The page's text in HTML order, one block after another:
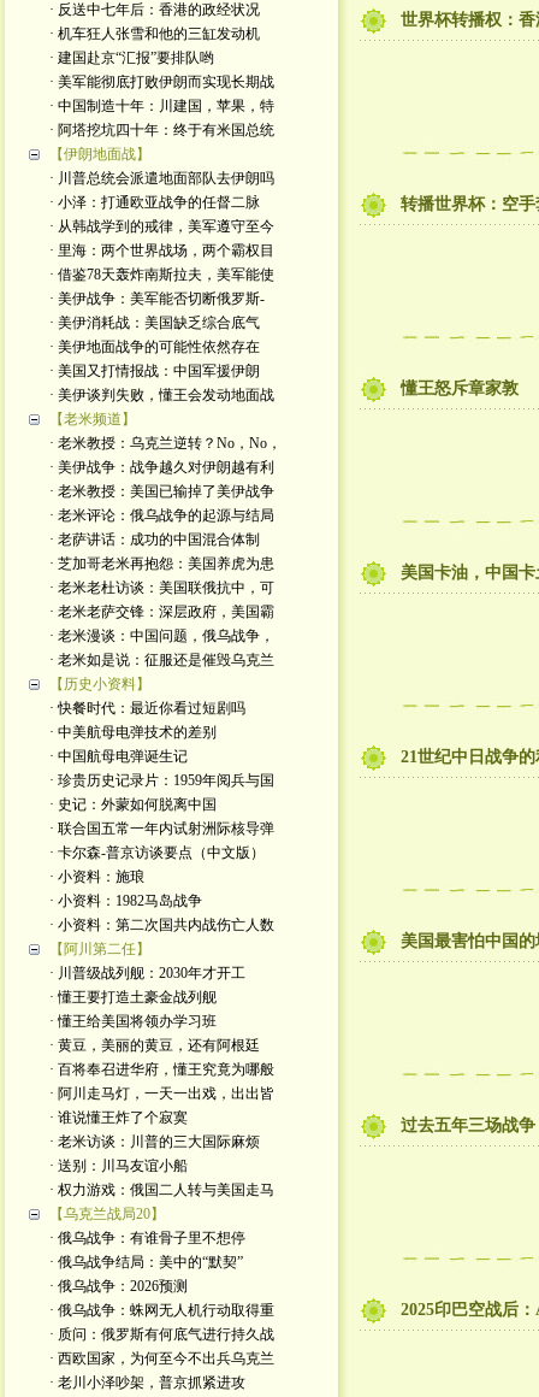
· 反送中七年后：香港的政经状况
· 机车狂人张雪和他的三缸发动机
· 建国赴京“汇报”要排队哟
· 美军能彻底打败伊朗而实现长期战
· 中国制造十年：川建国，苹果，特
· 阿塔挖坑四十年：终于有米国总统
【伊朗地面战】
· 川普总统会派遣地面部队去伊朗吗
· 小泽：打通欧亚战争的任督二脉
· 从韩战学到的戒律，美军遵守至今
· 里海：两个世界战场，两个霸权目
· 借鉴78天轰炸南斯拉夫，美军能使
· 美伊战争：美军能否切断俄罗斯-
· 美伊消耗战：美国缺乏综合底气
· 美伊地面战争的可能性依然存在
· 美国又打情报战：中国军援伊朗
· 美伊谈判失败，懂王会发动地面战
【老米频道】
· 老米教授：乌克兰逆转？No，No，
· 美伊战争：战争越久对伊朗越有利
· 老米教授：美国已输掉了美伊战争
· 老米评论：俄乌战争的起源与结局
· 老萨讲话：成功的中国混合体制
· 芝加哥老米再抱怨：美国养虎为患
· 老米老杜访谈：美国联俄抗中，可
· 老米老萨交锋：深层政府，美国霸
· 老米漫谈：中国问题，俄乌战争，
· 老米如是说：征服还是催毁乌克兰
【历史小资料】
· 快餐时代：最近你看过短剧吗
· 中美航母电弹技术的差别
· 中国航母电弹诞生记
· 珍贵历史记录片：1959年阅兵与国
· 史记：外蒙如何脱离中国
· 联合国五常一年内试射洲际核导弹
· 卡尔森-普京访谈要点（中文版）
· 小资料：施琅
· 小资料：1982马岛战争
· 小资料：第二次国共内战伤亡人数
【阿川第二任】
· 川普级战列舰：2030年才开工
· 懂王要打造土豪金战列舰
· 懂王给美国将领办学习班
· 黄豆，美丽的黄豆，还有阿根廷
· 百将奉召进华府，懂王究竟为哪般
· 阿川走马灯，一天一出戏，出出皆
· 谁说懂王炸了个寂寞
· 老米访谈：川普的三大国际麻烦
· 送别：川马友谊小船
· 权力游戏：俄国二人转与美国走马
【乌克兰战局20】
· 俄乌战争：有谁骨子里不想停
· 俄乌战争结局：美中的“默契”
· 俄乌战争：2026预测
· 俄乌战争：蛛网无人机行动取得重
· 质问：俄罗斯有何底气进行持久战
· 西欧国家，为何至今不出兵乌克兰
· 老川小泽吵架，普京抓紧进攻
世界杯转播权：
转播世界杯：空
懂王怒斥章家敦
美国卡油，中国
21世纪中日战争
美国最害怕中国
过去五年三场战
2025印巴空战后